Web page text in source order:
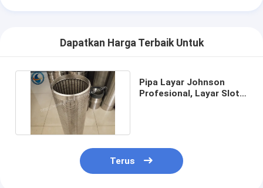
Dapatkan Harga Terbaik Untuk
Pipa Layar Johnson
Profesional, Layar Slot
Terus